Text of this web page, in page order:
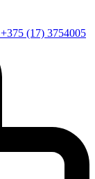
+375 (17) 3754005